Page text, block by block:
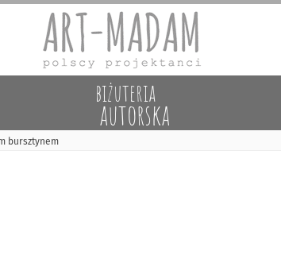
biżuteria
autorska
bursztynem